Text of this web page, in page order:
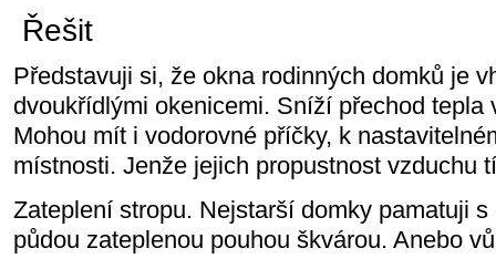
Řešit
Představuji si, že okna rodinných domků je
dvoukřídlými okenicemi. Sníží přechod tepla
Mohou mít i vodorovné příčky, k
místnosti. Jenže jejich propustnost vzduchu
Zateplení stropu. Nejstarší domky pamatuji
půdou zateplenou pouhou škvárou. Anebo